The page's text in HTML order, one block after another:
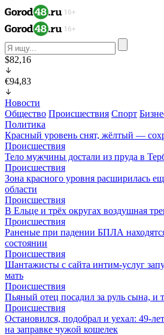
$82,16
€94,83
Новости
Общество Происшествия Спорт
Политика
Красный уровень снят, жёлтый —
Происшествия
Тело мужчины достали из пруда в
Происшествия
Зона красного уровня расширилась
области
Происшествия
В Ельце и трёх округах воздушная
Происшествия
Раненые при падении БПЛА
состоянии
Происшествия
Шантажисты с сайта интим-услуг
мать
Происшествия
Пьяный отец посадил за руль сына, и
Происшествия
Остановился, подобрал и уехал: 49-
на заправке чужой кошелек